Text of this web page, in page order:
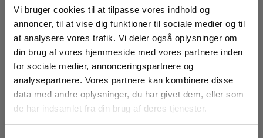
Vi bruger cookies til at tilpasse vores indhold og
annoncer, til at vise dig funktioner til sociale medier og til
at analysere vores trafik. Vi deler også oplysninger om
din brug af vores hjemmeside med vores partnere inden
for sociale medier, annonceringspartnere og
analysepartnere. Vores partnere kan kombinere disse
data med andre oplysninger, du har givet dem, eller som
de har indsamlet fra din brug af deres tjenester.